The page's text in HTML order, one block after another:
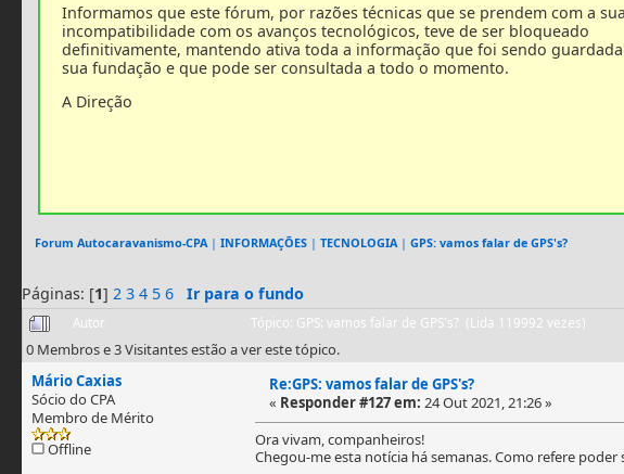
Informamos que este fórum, por razões técnicas que se prendem com a sua
incompatibilidade com os avanços tecnológicos, teve de ser bloqueado
definitivamente, mantendo ativa toda a informação que foi sendo guardada
sua fundação e que pode ser consultada a todo o momento.
A Direção
Forum Autocaravanismo-CPA| INFORMAÇÕES| TECNOLOGIA| GPS: vamos falar de GPS's?
Páginas: [1] 2 3 4 5 6 Ir para o fundo
Autor Tópico: GPS: vamos falar de GPS's? (Lida 119992 vezes)
0 Membros e 3 Visitantes estão a ver este tópico.
Mário Caxias
Sócio do CPA
Membro de Mérito
Offline
Re:GPS: vamos falar de GPS's?
« Responder #127 em: 24 Out 2021, 21:26 »
Ora vivam, companheiros!
Chegou-me esta notícia há semanas. Como refere